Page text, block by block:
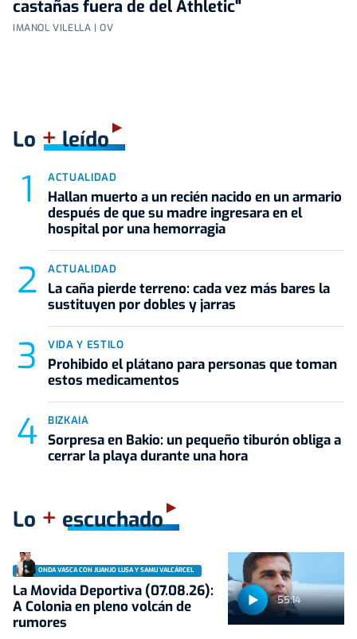
castañas fuera de del Athletic"
IMANOL VILELLA | OV
Lo +leído
ACTUALIDAD
Hallan muerto a un recién nacido en un armario
después de que su madre ingresara en el
hospital por una hemorragia
ACTUALIDAD
La caña pierde terreno: cada vez más bares la
sustituyen por dobles y jarras
VIDA Y ESTILO
Prohibido el plátano para personas que toman
estos medicamentos
BIZKAIA
Sorpresa en Bakio: un pequeño tiburón obliga a
cerrar la playa durante una hora
Lo + escuchado
55:14
ONDA VASCA CON JUANJO LUSA Y SAMU VALCÁRCEL
La Movida Deportiva (07.08.26):
A Colonia en pleno volcán de
rumores